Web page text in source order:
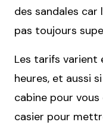
des sandales
pas toujours
Les tarifs varient
heures, et aussi
cabine pour
casier pour